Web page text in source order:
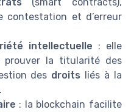
contestation et d’erreur
intellectuelle : elle
prouver la titularité des
des droits liés à la
.
: la blockchain facilite